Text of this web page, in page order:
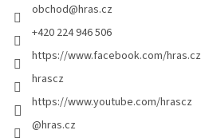
obchod@hras.cz
+420 224 946 506
https://www.facebook.com/hras.cz
hrascz
https://www.youtube.com/hrascz
@hras.cz